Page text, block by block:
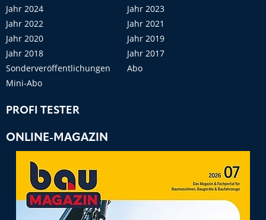
Jahr 2024
Jahr 2023
Jahr 2022
Jahr 2021
Jahr 2020
Jahr 2019
Jahr 2018
Jahr 2017
Sonderveröffentlichungen
Abo
Mini-Abo
PROFI TESTER
ONLINE-MAGAZIN